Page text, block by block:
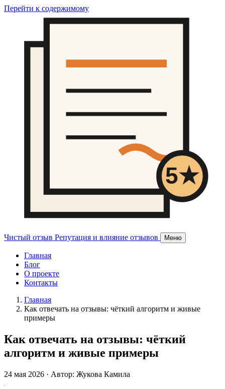
Перейти к содержимому
5★
Чистый отзыв Репутация и влияние отзывов Меню
Главная
Блог
О проекте
Контакты
Главная
Как отвечать на отзывы: чёткий алгоритм и живые
примеры
Как отвечать на отзывы: чёткий
алгоритм и живые примеры
24 мая 2026 · Автор: Жукова Камила